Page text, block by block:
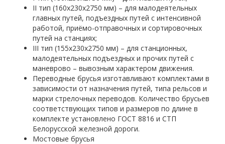
II тип (160х230х2750 мм) – для малодеятельных
главных путей, подъездных путей с интенсивной
работой, приёмо-отправочных и сортировочных
путей на станциях;
III тип (155х230х2750 мм) – для станционных,
малодеятельных подъездных и прочих путей с
маневрово – вывозным характером движения.
Переводные брусья изготавливают комплектами в
зависимости от назначения путей, типа рельсов и
марки стрелочных переводов. Количество брусьев
соответствующих типов и размеров по длине в
комплекте установлено ГОСТ 8816 и СТП
Белорусской железной дороги.
Мостовые брусья